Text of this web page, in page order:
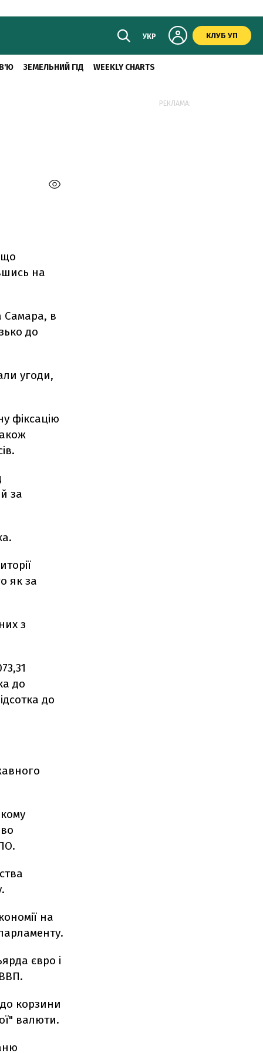
УКР КЛУБ УП
ЗЕМЕЛЬНИЙ ГІД WEEKLY CHARTS
на
Самара, в
до
угоди,
фіксацію
за
як за
з
до
до
на
євро і
корзини
валюти.
РЕКЛАМА: